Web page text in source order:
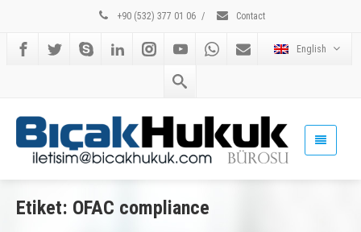
+90 (532) 377 01 06 / Contact
English
Etiket: OFAC compliance